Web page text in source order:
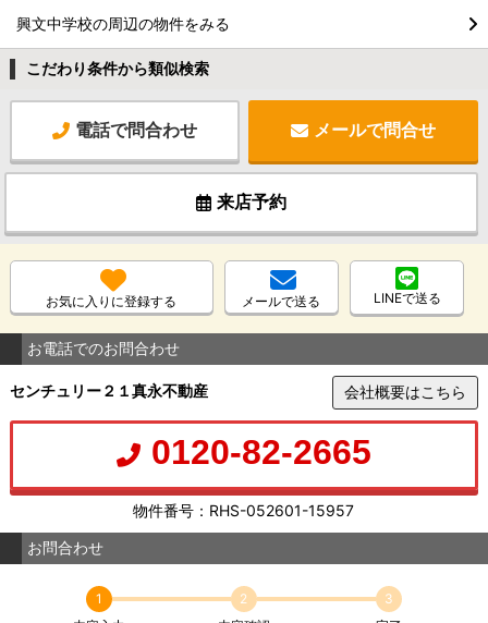
興文中学校の周辺の物件をみる
こだわり条件から類似検索
電話で問合わせ メールで問合せ
来店予約
お気に入りに登録する メールで送る LINEで送る
お電話でのお問合わせ
センチュリー２１真永不動産 会社概要はこちら
0120-82-2665
物件番号：RHS-052601-15957
お問合わせ
1
2
3